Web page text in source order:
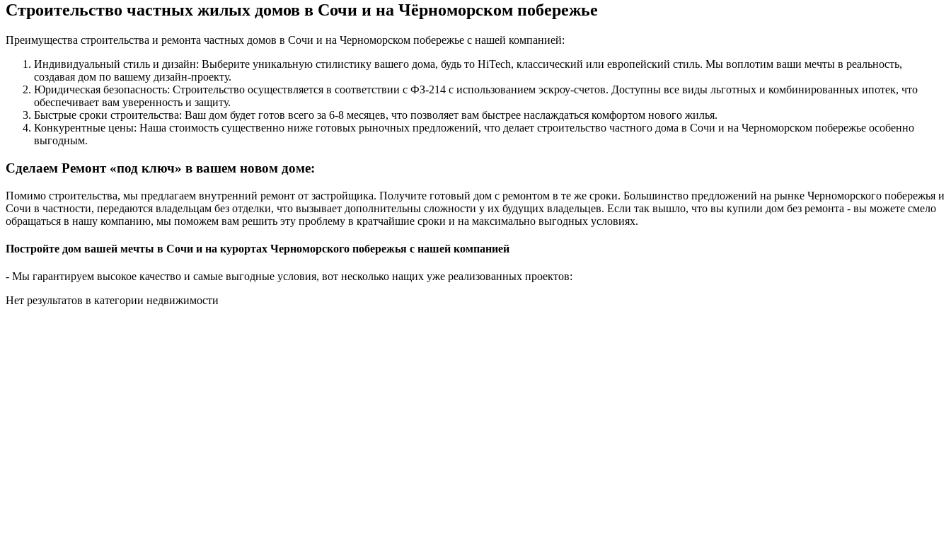
Строительство частных жилых домов в Сочи и на Чёрноморском побережье
Преимущества строительства и ремонта частных домов в Сочи и на Черноморском побережье с нашей компанией:
Индивидуальный стиль и дизайн: Выберите уникальную стилистику вашего дома, будь то HiTech, классический или европейский стиль. Мы воплотим ваши мечты в реальность,
создавая дом по вашему дизайн-проекту.
Юридическая безопасность: Строительство осуществляется в соответствии с ФЗ-214 с использованием эскроу-счетов. Доступны все виды льготных и комбинированных ипотек, что
обеспечивает вам уверенность и защиту.
Быстрые сроки строительства: Ваш дом будет готов всего за 6-8 месяцев, что позволяет вам быстрее наслаждаться комфортом нового жилья.
Конкурентные цены: Наша стоимость существенно ниже готовых рыночных предложений, что делает строительство частного дома в Сочи и на Черноморском побережье особенно
выгодным.
Сделаем Ремонт «под ключ» в вашем новом доме:
Помимо строительства, мы предлагаем внутренний ремонт от застройщика. Получите готовый дом с ремонтом в те же сроки. Большинство предложений на рынке Черноморского побережья и
Сочи в частности, передаются владельцам без отделки, что вызывает дополнительны сложности у их будущих владельцев. Если так вышло, что вы купили дом без ремонта - вы можете смело
обращаться в нашу компанию, мы поможем вам решить эту проблему в кратчайшие сроки и на максимально выгодных условиях.
Постройте дом вашей мечты в Сочи и на курортах Черноморского побережья с нашей компанией
- Мы гарантируем высокое качество и самые выгодные условия, вот несколько нащих уже реализованных проектов:
Нет результатов в категории недвижимости